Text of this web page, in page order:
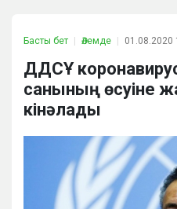
Басты бет Әлемде 01.08.2020
ДДCҰ
санының өсуіне
кінәлады